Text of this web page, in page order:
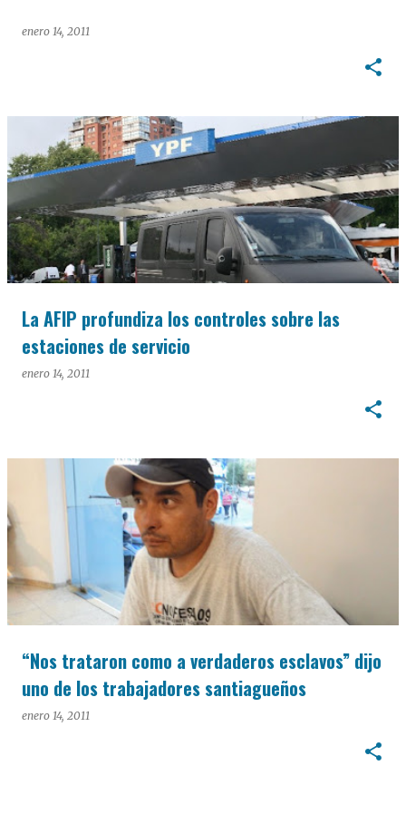
enero 14, 2011
La AFIP profundiza los controles sobre las
estaciones de servicio
enero 14, 2011
“Nos trataron como a verdaderos esclavos” dijo
uno de los trabajadores santiagueños
enero 14, 2011